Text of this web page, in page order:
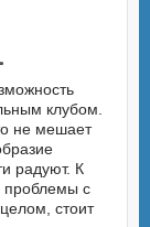
клубом.
не мешает
радуют. К
проблемы с
стоит